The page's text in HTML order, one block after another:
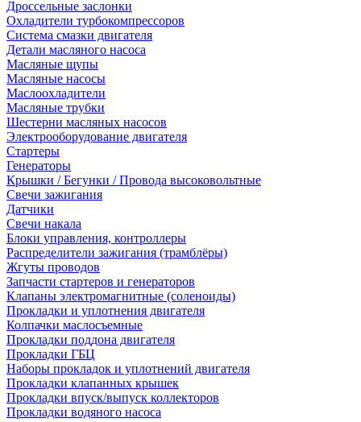
Дроссельные заслонки
Охладители турбокомпрессоров
Система смазки двигателя
Детали масляного насоса
Масляные щупы
Масляные насосы
Маслоохладители
Масляные трубки
Шестерни масляных насосов
Электрооборудование двигателя
Стартеры
Генераторы
Крышки / Бегунки / Провода высоковольтные
Свечи зажигания
Датчики
Свечи накала
Блоки управления, контроллеры
Распределители зажигания (трамблёры)
Жгуты проводов
Запчасти стартеров и генераторов
Клапаны электромагнитные (соленоиды)
Прокладки и уплотнения двигателя
Колпачки маслосъемные
Прокладки поддона двигателя
Прокладки ГБЦ
Наборы прокладок и уплотнений двигателя
Прокладки клапанных крышек
Прокладки впуск/выпуск коллекторов
Прокладки водяного насоса